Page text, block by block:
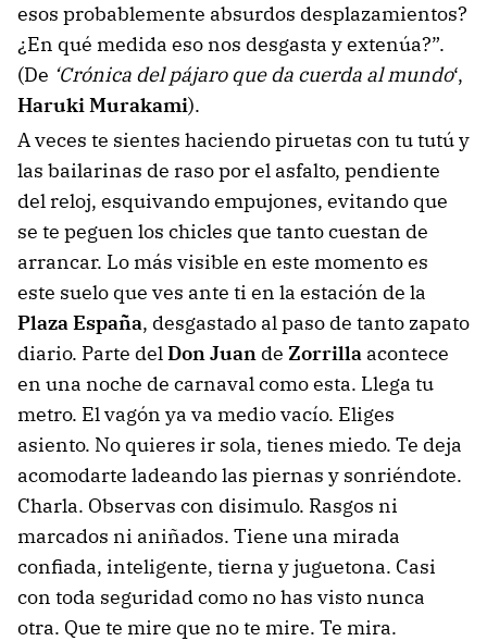
esos probablemente absurdos desplazamientos?
¿En qué medida eso nos desgasta y extenúa?”.
(De ‘Crónica del pájaro que da cuerda al mundo‘,
Haruki Murakami).
A veces te sientes haciendo piruetas con tu tutú y
las bailarinas de raso por el asfalto, pendiente
del reloj, esquivando empujones, evitando que
se te peguen los chicles que tanto cuestan de
arrancar. Lo más visible en este momento es
este suelo que ves ante ti en la estación de la
Plaza España, desgastado al paso de tanto zapato
diario. Parte delDon Juan de Zorrilla acontece
en una noche de carnaval como esta. Llega tu
metro. El vagón ya va medio vacío. Eliges
asiento. No quieres ir sola, tienes miedo. Te deja
acomodarte ladeando las piernas y sonriéndote.
Charla. Observas con disimulo. Rasgos ni
marcados ni aniñados. Tiene una mirada
confiada, inteligente, tierna y juguetona. Casi
con toda seguridad como no has visto nunca
otra. Que te mire que no te mire. Te mira.